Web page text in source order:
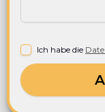
Ich habe die